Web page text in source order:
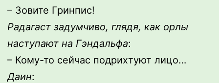
– Зовите Гринпис!
Радагаст задумчиво, глядя, как орлы
наступают на Гэндальфа:
– Кому-то сейчас подрихтуют лицо…
Даин: